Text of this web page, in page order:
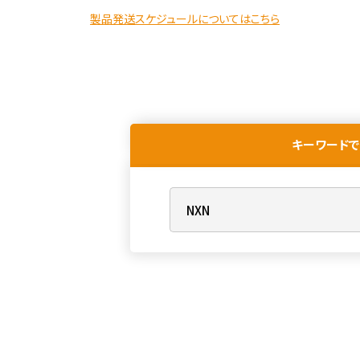
製品発送スケジュールについてはこちら
キーワード